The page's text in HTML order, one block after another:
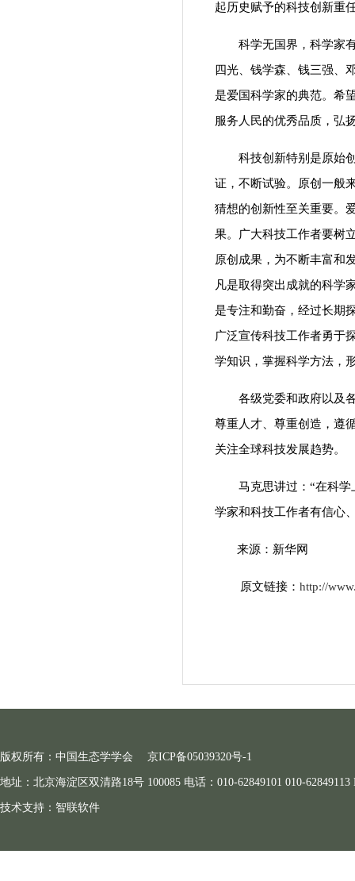
起历史赋予的科技创新重
科学无国界，科学家有
四光、钱学森、钱三强、
是爱国科学家的典范。希
服务人民的优秀品质，弘
科技创新特别是原始创
证，不断试验。原创一般
猜想的创新性至关重要。
果。广大科技工作者要树
原创成果，为不断丰富和
凡是取得突出成就的科学
是专注和勤奋，经过长期
广泛宣传科技工作者勇于
学知识，掌握科学方法，
各级党委和政府以及各
尊重人才、尊重创造，遵
关注全球科技发展趋势。
马克思讲过：“在科学上
学家和科技工作者有信心
来源：新华网
原文链接： http://
版权所有：中国生态学学会 京ICP备05039320号-1
地址：北京海淀区双清路18号 100085 电话：010-62849101 010-62849113
技术支持： 智联软件